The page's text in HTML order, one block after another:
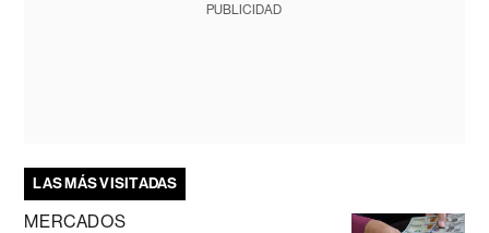
PUBLICIDAD
LAS MÁS VISITADAS
MERCADOS